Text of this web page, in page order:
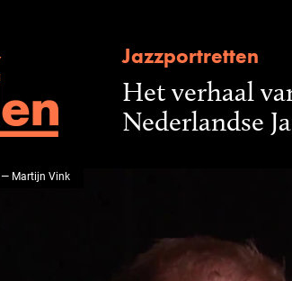
Jazzportretten
Het verhaal
Nederlandse
— Martijn Vink